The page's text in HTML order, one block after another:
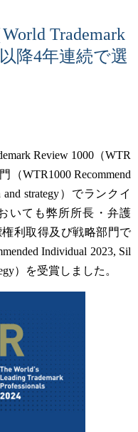
Trademark
降4年連続で選
Review 1000（WTR
WTR1000 Recommend
and strategy）でランクイ
いても弊所所長・弁護
利取得及び戦略部門で
Individual 2023, Sil
）を受賞しました。